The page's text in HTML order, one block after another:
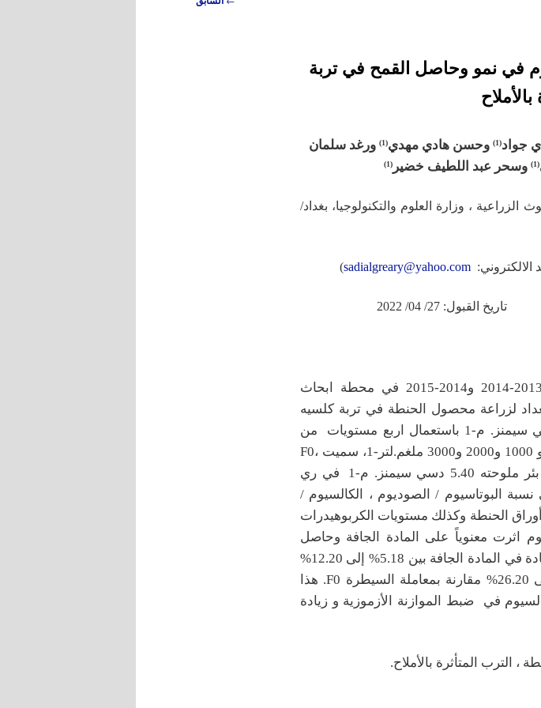
في نمو وحاصل القمح في تربة
جواد(1) وحسن هادي مهدي(1)
ورغد سلمان
(1) وسحر عبد اللطيف خضير(1)
الزراعية ، وزارة العلوم والتكنولوجيا، بغداد/
sadialgreary@yahoo.com
)
نفذت تجربة حقلية خلال الموسمين 2013-2014 و2014-2015 في محطة ابحاث
جنوب شرق بغداد لزراعة محصول الحنطة في تربة كلسيه
نسجتها مزيجة طينية ملوحتها 10.12 دسي سيمنز. م-1 باستعمال اربع مستويات من
التسميد الورقي بعنصر الكالسيوم هي 0 و 1000 و2000 و3000 ملغم.لتر-1، سميت F0،
F1، F2وF3 على التتابع، واستعمل ماء بئر ملوحته 5.40 دسي سيمنز. م-1 في ري
نسبة البوتاسيوم / الصوديوم ، الكالسيوم /
الحنطة وكذلك مستويات الكربوهيدرات
اثرت معنوياً على المادة الجافة وحاصل
الحبوب لمحصول الحنطة ، وتراوحت الزيادة في المادة الجافة بين 5.18% إلى 12.20%
، وفي حاصل الحبوب ما بين 12.86% إلى 26.20% مقارنة بمعاملة السيطرة F0. هذا
في ضبط الموازنة الأزموزية و زيادة
، الترب المتأثرة بالأملاح.